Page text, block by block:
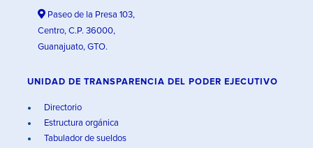
Paseo de la Presa 103,
Centro, C.P. 36000,
Guanajuato, GTO.
UNIDAD DE TRANSPARENCIA DEL PODER EJECUTIVO
Directorio
Estructura orgánica
Tabulador de sueldos